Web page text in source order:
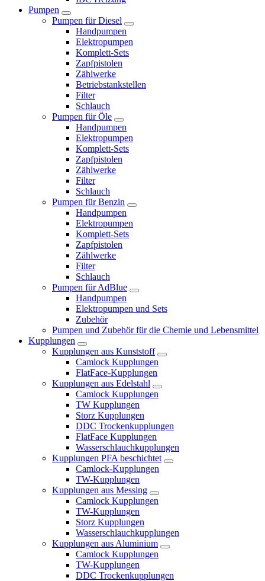
Pumpen
Pumpen für Diesel
Handpumpen
Elektropumpen
Komplett-Sets
Zapfpistolen
Zählwerke
Betriebstankstellen
Filter
Schlauch
Pumpen für Öle
Handpumpen
Elektropumpen
Komplett-Sets
Zapfpistolen
Zählwerke
Filter
Schlauch
Pumpen für Benzin
Handpumpen
Elektropumpen
Komplett-Sets
Zapfpistolen
Zählwerke
Filter
Schlauch
Pumpen für AdBlue
Handpumpen
Elektropumpen und Sets
Zubehör
Pumpen und Zubehör für die Chemie und Lebensmittel
Kupplungen
Kupplungen aus Kunststoff
Camlock Kupplungen
FlatFace-Kupplungen
Kupplungen aus Edelstahl
Camlock Kupplungen
TW Kupplungen
Storz Kupplungen
DDC Trockenkupplungen
FlatFace Kupplungen
Wasserschlauchkupplungen
Kupplungen PFA beschichtet
Camlock-Kupplungen
TW-Kupplungen
Kupplungen aus Messing
Camlock Kupplungen
TW-Kupplungen
Storz Kupplungen
Wasserschlauchkupplungen
Kupplungen aus Aluminium
Camlock Kupplungen
TW-Kupplungen
DDC Trockenkupplungen